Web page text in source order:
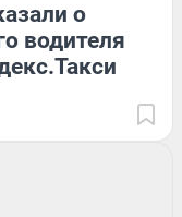
о
водителя